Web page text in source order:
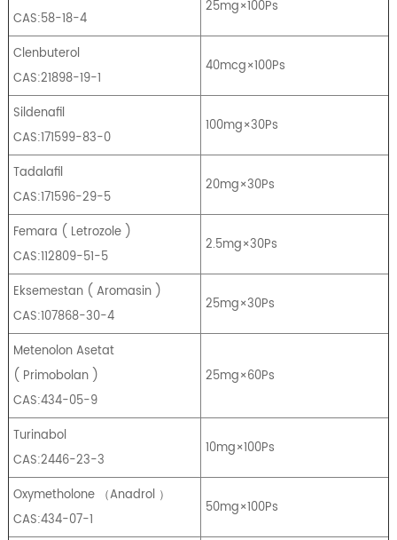
CAS:58-18-4
25mg×100Ps
Clenbuterol
CAS:21898-19-1
40mcg×100Ps
Sildenafil
CAS:171599-83-0
100mg×30Ps
Tadalafil
CAS:171596-29-5
20mg×30Ps
Femara ( Letrozole )
CAS:112809-51-5
2.5mg×30Ps
Eksemestan ( Aromasin )
CAS:107868-30-4
25mg×30Ps
Metenolon Asetat
( Primobolan )
CAS:434-05-9
25mg×60Ps
Turinabol
CAS:2446-23-3
10mg×100Ps
Oxymetholone （Anadrol ）
CAS:434-07-1
50mg×100Ps